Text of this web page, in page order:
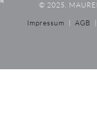
© 2025,
Impressum | AGB |